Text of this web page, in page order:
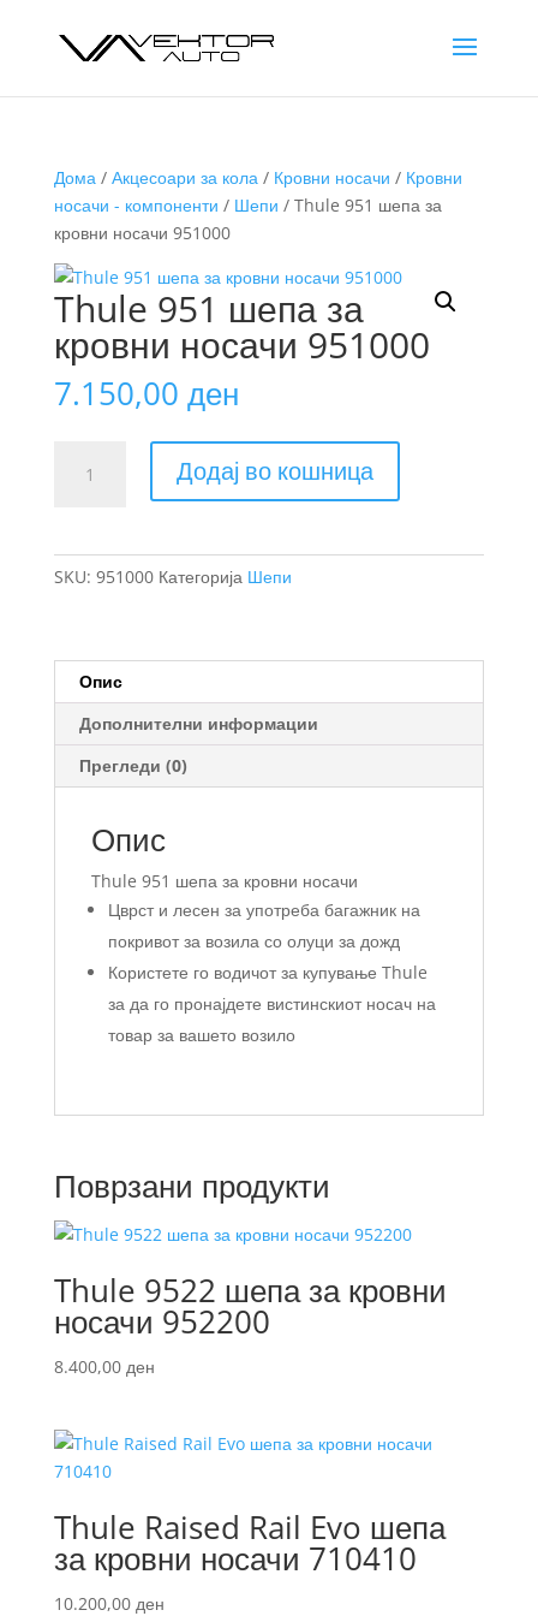
Дома/ Акцесоари за кола/ Кровни носачи / Кровни
носачи - компоненти / Шепи / Thule 951 шепа за
кровни носачи 951000
Thule 951 шепа за
кровни носачи 951000
7.150,00 ден
Додај во кошница
SKU: 951000 Категорија Шепи
Опис
Дополнителни информации
Прегледи (0)
Опис
Thule 951 шепа за кровни носачи
Цврст и лесен за употреба багажник на
покривот за возила со олуци за дожд
Користете го водичот за купување Thule
за да го пронајдете вистинскиот носач на
товар за вашето возило
Поврзани продукти
Thule 9522 шепа за кровни
носачи 952200
8.400,00 ден
Thule Raised Rail Evo шепа
за кровни носачи 710410
10.200,00 ден